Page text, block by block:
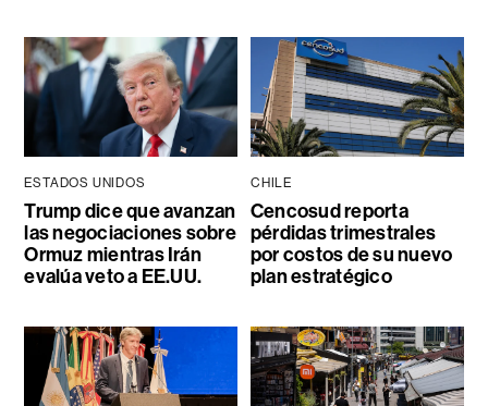
ESTADOS UNIDOS
Trump dice que avanzan
las negociaciones sobre
Ormuz mientras Irán
evalúa veto a EE.UU.
CHILE
Cencosud reporta
pérdidas trimestrales
por costos de su nuevo
plan estratégico